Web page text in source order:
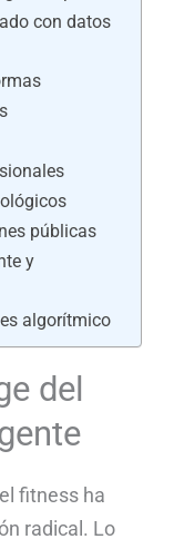
con datos
públicas
y
algorítmico
del
fitness ha
radical. Lo